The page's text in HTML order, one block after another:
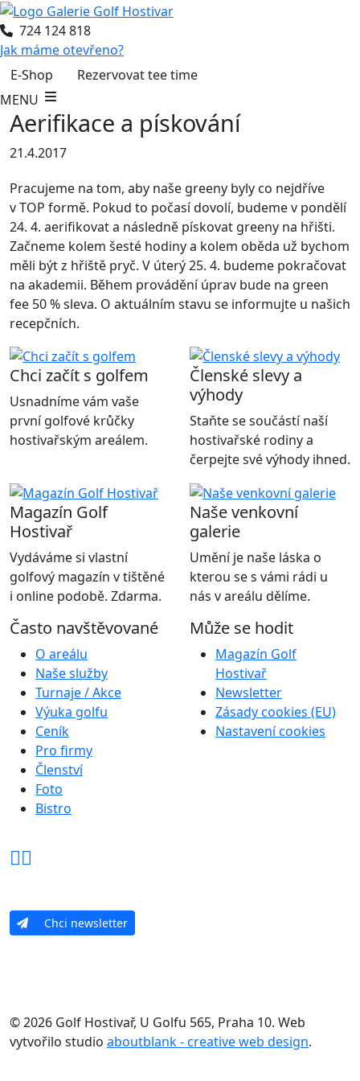
724 124 818
Jak máme otevřeno?
E-Shop
Rezervovat tee time
MENU
Aerifikace a pískování
21.4.2017
Pracujeme na tom, aby naše greeny byly co nejdříve
v TOP formě. Pokud to počasí dovolí, budeme v pondělí
24. 4. aerifikovat a následně pískovat greeny na hřišti.
Začneme kolem šesté hodiny a kolem oběda už bychom
měli být z hřiště pryč. V úterý 25. 4. budeme pokračovat
na akademii. Během provádění úprav bude na green
fee 50 % sleva. O aktuálním stavu se informujte u našich
recepčních.
Chci začít s golfem
Usnadníme vám vaše
první golfové krůčky
hostivařským areálem.
Členské slevy a
výhody
Staňte se součástí naší
hostivařské rodiny a
čerpejte své výhody ihned.
Magazín Golf
Hostivař
Vydáváme si vlastní
golfový magazín v tištěné
i online podobě. Zdarma.
Naše venkovní
galerie
Umění je naše láska o
kterou se s vámi rádi u
nás v areálu dělíme.
Často navštěvované
O areálu
Naše služby
Turnaje / Akce
Výuka golfu
Ceník
Pro firmy
Členství
Foto
Bistro
Může se hodit
Magazín Golf
Hostivař
Newsletter
Zásady cookies (EU)
Nastavení cookies
Chci newsletter
© 2026 Golf Hostivař, U Golfu 565, Praha 10. Web
vytvořilo studio aboutblank - creative web design.